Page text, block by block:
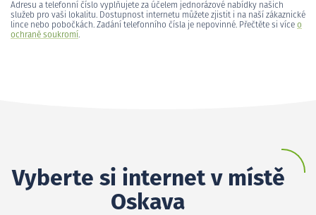
Adresu a telefonní číslo vyplňujete za účelem jednorázové nabídky našich
služeb pro vaši lokalitu. Dostupnost internetu můžete zjistit i na naší zákaznické
lince nebo pobočkách. Zadání telefonního čísla je nepovinné. Přečtěte si více o
ochraně soukromí.
Vyberte si internet v místě
Oskava